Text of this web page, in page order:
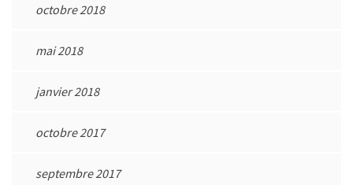
octobre 2018
mai 2018
janvier 2018
octobre 2017
septembre 2017